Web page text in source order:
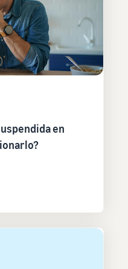
en